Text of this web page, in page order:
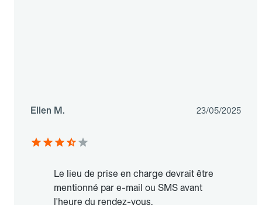
Ellen M. 23/05/2025
Le lieu de prise en charge devrait être
mentionné par e-mail ou SMS avant
l'heure du rendez-vous.